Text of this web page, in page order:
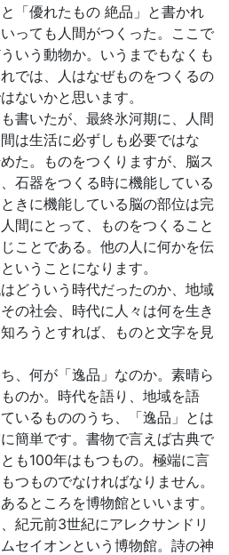
「優れたもの 絶品」と書かれ
っても人間がつくった。ここで
いう動物か。いうまでもなくも
では、人はなぜものをつくるの
ないかと思います。
書いたが、最終氷河期に、人間
は生活に必ずしも必要ではな
た。ものをつくりますが、脳ス
石器をつくる時に機能している
きに機能している脳の部位は完
間にとって、ものをつくること
ことである。他の人に何かを伝
いうことになります。
どういう時代だったのか、地域
の社会、時代に人々は何を生き
ろうとすれば、ものと文字を見
、何が「逸品」なのか。素晴ら
のか。時代を語り、地域を語
いるもののうち、「逸品」とは
簡単です。書物で言えば古典で
も100年はもつもの。極端に言
つものでなければなりません。
るところを博物館といいます。
紀元前3世紀にアレクサンドリ
セイオンという博物館。詩の神